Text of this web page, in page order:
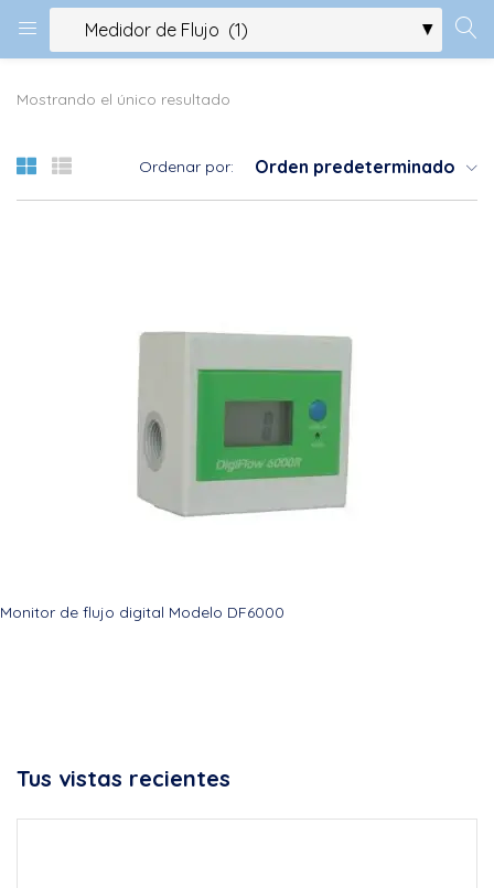
Mostrando el único resultado
Ordenar por: Orden predeterminado
Monitor de flujo digital Modelo DF6000
Tus vistas recientes